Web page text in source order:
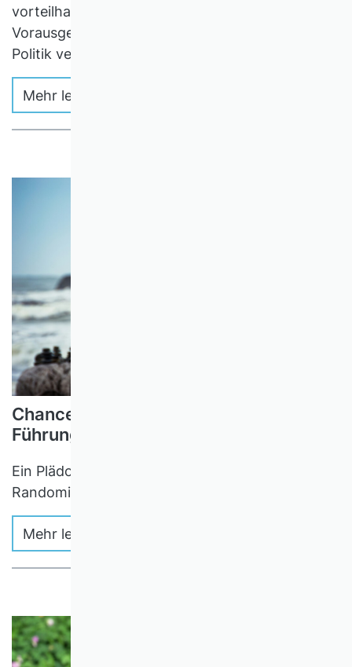
vorteilhaftere Entscheidungen zu treffen.
Vorausgesetzt sie werden von Unternehmen und
Politik verantwortungsbewusst eingesetzt.
Mehr lesen
Chancengleichheit in der
Führungskräfte-Auswahl
Ein Plädoyer gegen Quoten für fokussierte
Randomisierung
Mehr lesen